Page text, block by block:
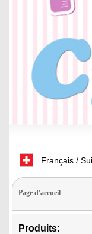
Français /
Page d'accueil
Produits: